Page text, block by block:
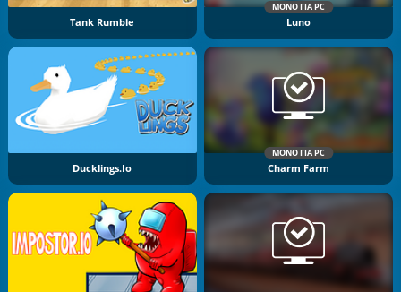
Tank Rumble
ΜΌΝΟ ΓΙΑ PC
Luno
Ducklings.io
ΜΌΝΟ ΓΙΑ PC
Charm Farm